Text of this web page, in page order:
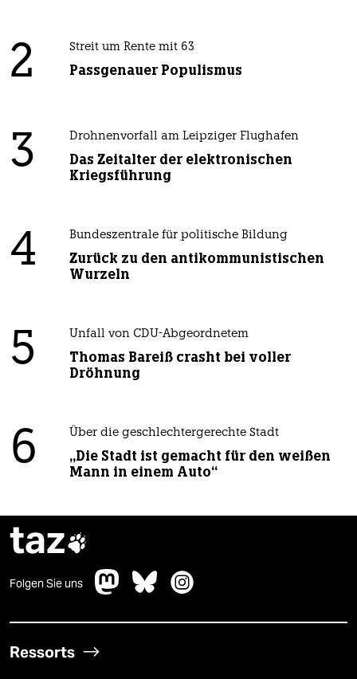
2 Streit um Rente mit 63
Passgenauer Populismus
3 Drohnenvorfall am Leipziger Flughafen
Das Zeitalter der elektronischen
Kriegsführung
4 Bundeszentrale für politische Bildung
Zurück zu den antikommunistischen
Wurzeln
5 Unfall von CDU-Abgeordnetem
Thomas Bareiß crasht bei voller
Dröhnung
6 Über die geschlechtergerechte Stadt
„Die Stadt ist gemacht für den weißen
Mann in einem Auto“
taz
Folgen Sie uns
Ressorts